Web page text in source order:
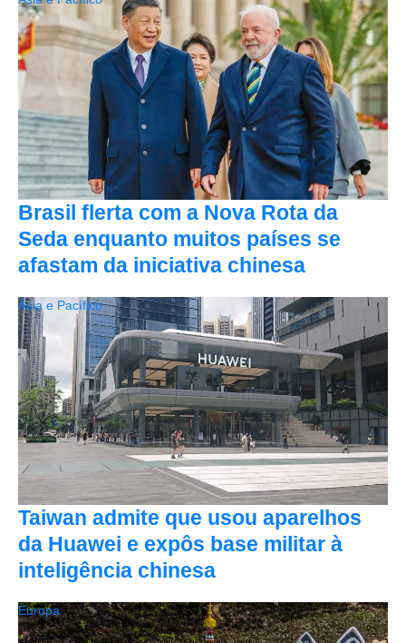
Brasil flerta com a Nova Rota da
Seda enquanto muitos países se
afastam da iniciativa chinesa
Taiwan admite que usou aparelhos
da Huawei e expôs base militar à
inteligência chinesa
Ásia e Pacífico
Europa